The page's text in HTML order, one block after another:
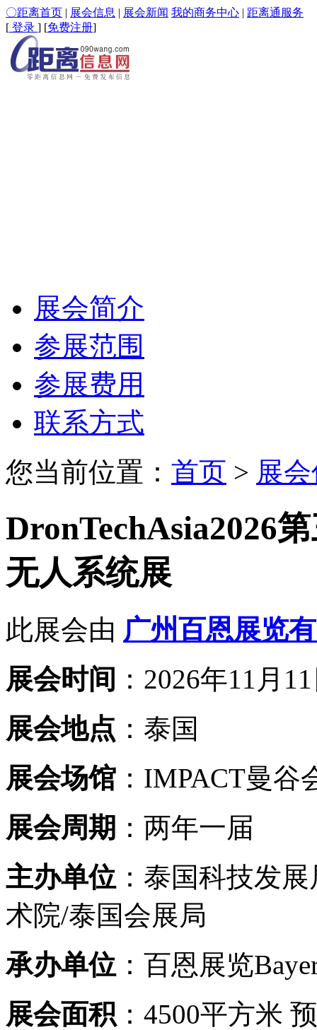
〇距离首页 | 展会信息 | 展会新闻 我的商务中心 | 距离通服务
[ 登录 ] [免费注册]
展会简介
参展范围
参展费用
联系方式
您当前位置： 首页 > 展
DronTechAsia2026
无人系统展
此展会由 广州百恩展览
展会时间 ：2026年11月
展会地点 ：泰国
展会场馆 ：IMPACT曼谷
展会周期 ：两年一届
主办单位 ：泰国科技发
术院/泰国会展局
承办单位 ：百恩展览
展会面积 ：4500平方米